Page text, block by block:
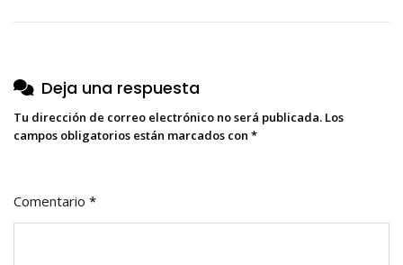
Deja una respuesta
Tu dirección de correo electrónico no será publicada. Los
campos obligatorios están marcados con *
Comentario *